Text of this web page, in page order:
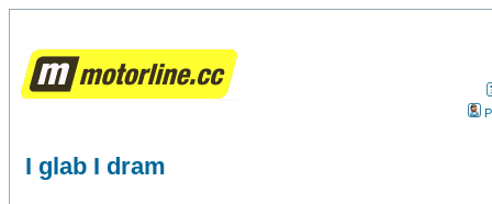
I glab I dram